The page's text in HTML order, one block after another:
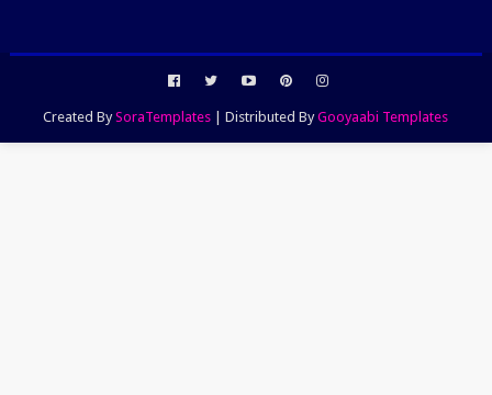
Created BySoraTemplates | Distributed ByGooyaabi Templates